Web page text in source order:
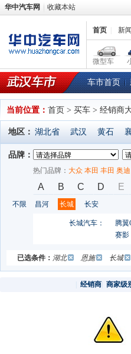
华中汽车网 收藏本站
首页 新闻
微型车
车市首页
当前位置： 首页 > 买车 > 经销商
地区： 湖北省 武汉 黄石
品牌：
热门品牌： 大众 本田 丰田 奥迪
A B C D E
不限 昌河 长城 长安
长城汽车： 腾翼
赛影
已选条件： 湖北 恩施 长城
经销商 商家级